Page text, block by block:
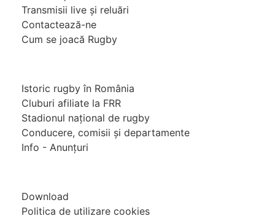
Transmisii live și reluări
Contactează-ne
Cum se joacă Rugby
Istoric rugby în România
Cluburi afiliate la FRR
Stadionul național de rugby
Conducere, comisii și departamente
Info - Anunțuri
Download
Politica de utilizare cookies